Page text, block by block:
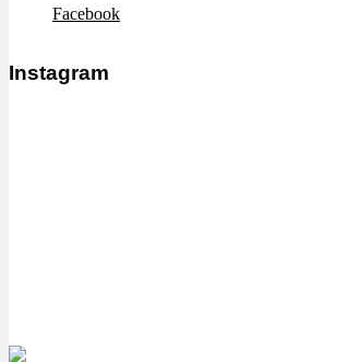
Facebook
Instagram